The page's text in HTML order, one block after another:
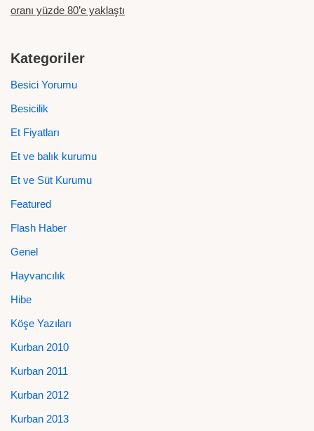
oranı yüzde 80’e yaklaştı
Kategoriler
Besici Yorumu
Besicilik
Et Fiyatları
Et ve balık kurumu
Et ve Süt Kurumu
Featured
Flash Haber
Genel
Hayvancılık
Hibe
Köşe Yazıları
Kurban 2010
Kurban 2011
Kurban 2012
Kurban 2013